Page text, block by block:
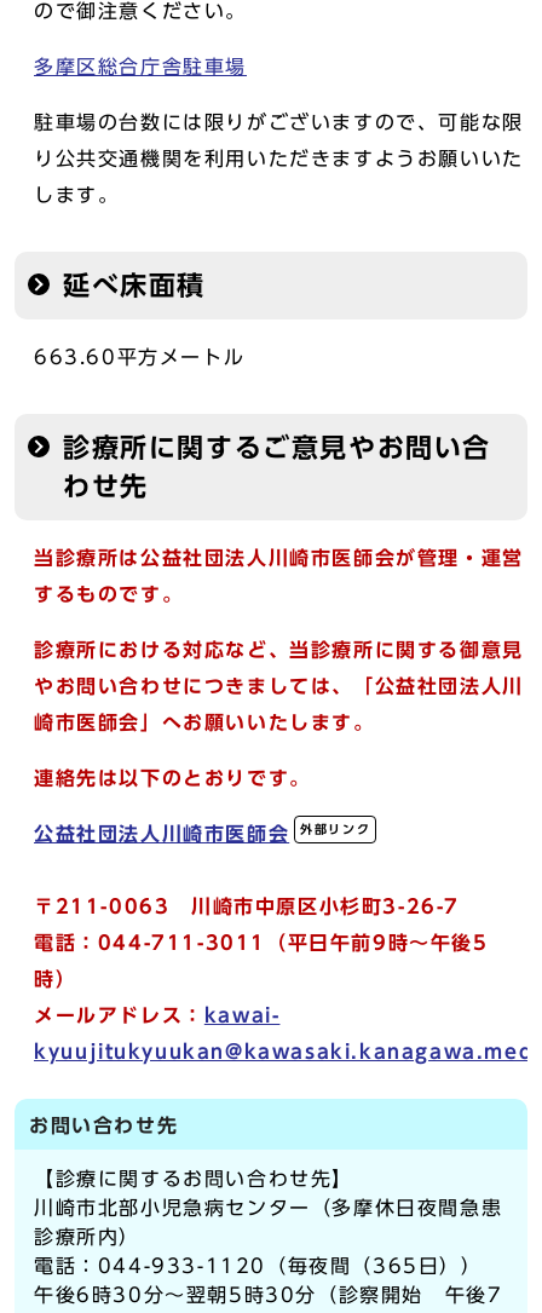
ので御注意ください。
多摩区総合庁舎駐車場
駐車場の台数には限りがございますので、可能な限
り公共交通機関を利用いただきますようお願いいた
します。
延べ床面積
663.60平方メートル
診療所に関するご意見やお問い合
わせ先
当診療所は公益社団法人川崎市医師会が管理・運営
するものです。
診療所における対応など、当診療所に関する御意見
やお問い合わせにつきましては、「公益社団法人川
崎市医師会」へお願いいたします。
連絡先は以下のとおりです。
公益社団法人川崎市医師会 外部リンク
〒211-0063 川崎市中原区小杉町3-26-7
電話：044-711-3011（平日午前9時～午後5
時）
メールアドレス：
kawai-
お問い合わせ先
【診療に関するお問い合わせ先】
川崎市北部小児急病センター（多摩休日夜間急患
診療所内）
電話：044-933-1120（毎夜間（365日））
午後6時30分～翌朝5時30分（診察開始 午後7